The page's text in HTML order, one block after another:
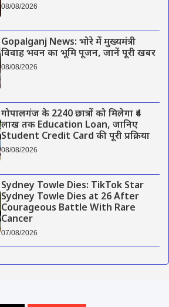
08/08/2026
Gopalganj News: भोरे में मुख्यमंत्री
विवाह भवन का भूमि पूजन, जानें पूरी खबर
08/08/2026
गोपालगंज के 2240 छात्रों को मिलेगा ₹4
लाख तक Education Loan, जानिए
Student Credit Card की पूरी प्रक्रिया
08/08/2026
Sydney Towle Dies: TikTok Star
Sydney Towle Dies at 26 After
Courageous Battle With Rare
Cancer
07/08/2026